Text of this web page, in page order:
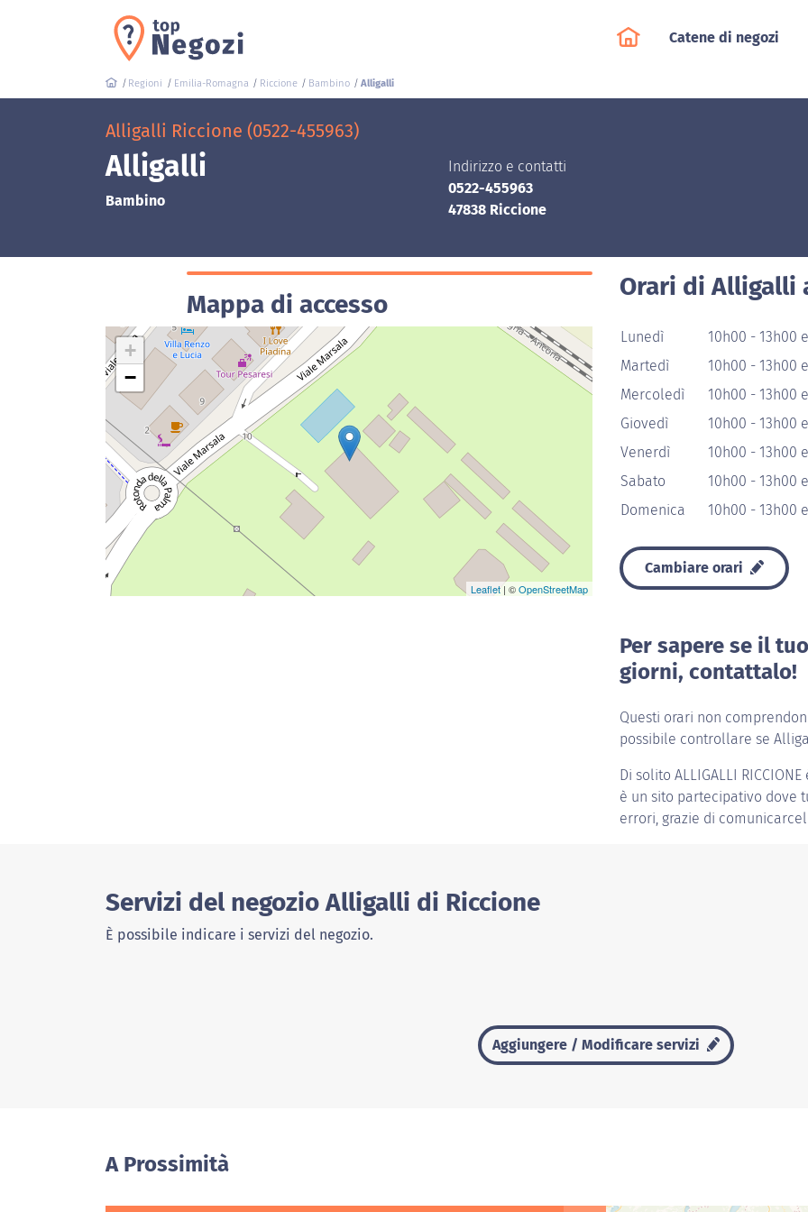
Catene di negozi
Regioni Emilia-Romagna Riccione Bambino Alligalli
Alligalli Riccione (0522-455963)
Alligalli
Bambino
Indirizzo e contatti
0522-455963
47838 Riccione
Mappa di accesso
+
−
Leaflet | ©OpenStreetMap
Orari di Alligalli
Lunedì
10h00 - 13h00
Martedì
10h00 - 13h00
Mercoledì
10h00 - 13h00
Giovedì
10h00 - 13h00
Venerdì
10h00 - 13h00
Sabato
10h00 - 13h00
Domenica
10h00 - 13h00
Cambiare orari
Per sapere se il
giorni, contattalo!
Questi orari non
possibile controllare se
Di solito ALLIGALLI RICCIONE
è un sito partecipativo dove
errori, grazie di
Servizi del negozio Alligalli di Riccione
È possibile indicare i servizi del negozio.
Aggiungere / Modificare servizi
A Prossimità